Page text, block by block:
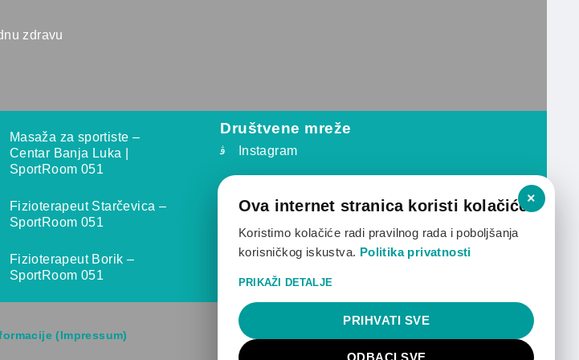
zdravu
Masaža za sportiste –
Centar Banja Luka |
SportRoom 051
Fizioterapeut Starčevica –
SportRoom 051
Fizioterapeut Borik –
SportRoom 051
Društvene mreže
Instagram
(Impressum)
×
Ova internet stranica koristi kolačiće.
Koristimo kolačiće radi pravilnog rada i poboljšanja
korisničkog iskustva. Politika privatnosti
PRIKAŽI DETALJE
PRIHVATI SVE
ODBACI SVE